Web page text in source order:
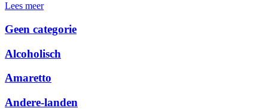
Lees meer
Geen categorie
Alcoholisch
Amaretto
Andere-landen